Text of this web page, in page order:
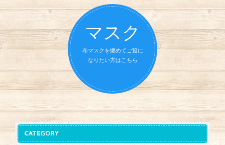
マスク
布マスクを纏めてご覧に
なりたい方はこちら
CATEGORY